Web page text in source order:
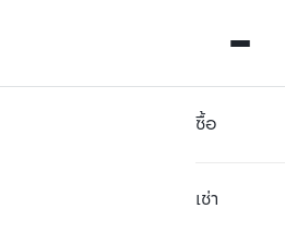
ซื้อ
เช่า